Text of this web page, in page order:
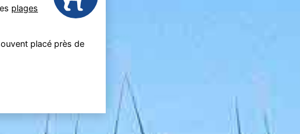
plages
placé près de